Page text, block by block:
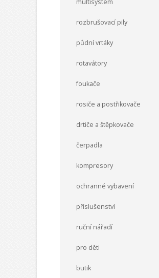
multisystém
rozbrušovací pily
půdní vrtáky
rotavátory
foukače
rosiče a postřikovače
drtiče a štěpkovače
čerpadla
kompresory
ochranné vybavení
příslušenství
ruční nářadí
pro děti
butik